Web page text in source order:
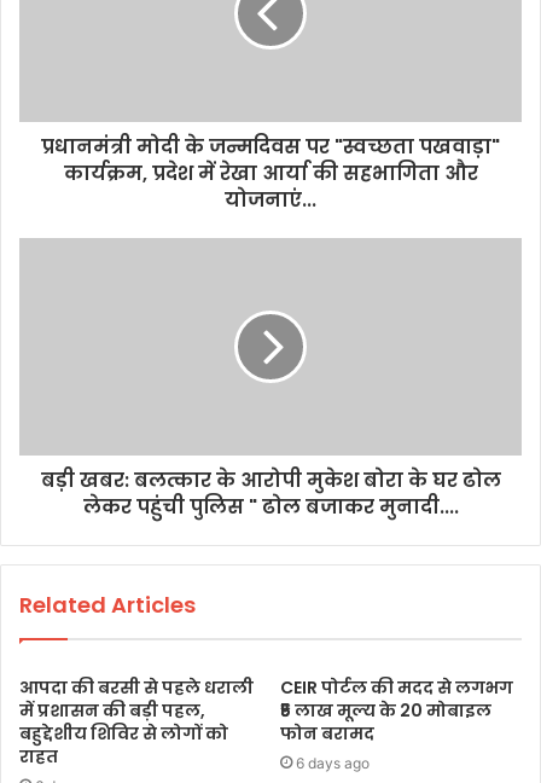
प्रधानमंत्री मोदी के जन्मदिवस पर "स्वच्छता पखवाड़ा"
कार्यक्रम, प्रदेश में रेखा आर्या की सहभागिता और
योजनाएं...
बड़ी खबर: बलत्कार के आरोपी मुकेश बोरा के घर ढोल
लेकर पहुंची पुलिस " ढोल बजाकर मुनादी....
Related Articles
आपदा की बरसी से पहले धराली
में प्रशासन की बड़ी पहल,
बहुद्देशीय शिविर से लोगों को
राहत
CEIR पोर्टल की मदद से लगभग
₹5 लाख मूल्य के 20 मोबाइल
फोन बरामद
6 days ago